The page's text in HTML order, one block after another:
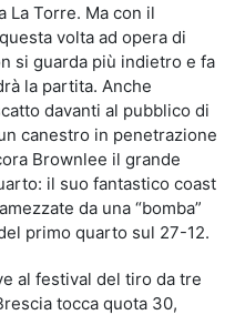
La Torre. Ma con il
volta ad opera di
si guarda più indietro e fa
la partita. Anche
davanti al pubblico di
canestro in penetrazione
Brownlee il grande
il suo fantastico coast
da una “bomba”
primo quarto sul 27-12.
al festival del tiro da tre
tocca quota 30,